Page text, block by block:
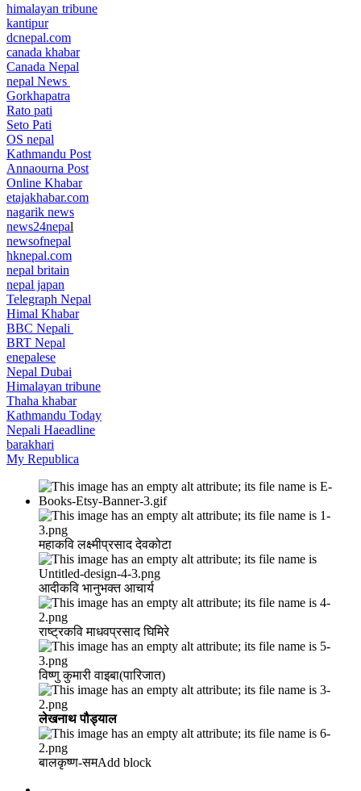
himalayan tribune
kantipur
dcnepal.com
canada khabar
Canada Nepal​
nepal News
Gorkhapatra
Rato pati
Seto Pati
OS nepal
Kathmandu Post
Annaourna Post
Online Khabar
etajakhabar.com
nagarik news
news24nepal
newsofnepal
hknepal.com
nepal britain
nepal japan
Telegraph Nepal
Himal Khabar
BBC Nepali
BRT Nepal
enepalese
Nepal Dubai
Himalayan tribune
Thaha khabar
Kathmandu Today
Nepali Haeadline
barakhari
My Republica
महाकवि लक्ष्मीप्रसाद देवकोटा
आदीकवि भानुभक्त आचार्य
राष्ट्रकवि माधवप्रसाद घिमिरे
विष्णु कुमारी वाइबा(पारिजात)
लेखनाथ पौड्याल
बालकृष्ण-सम Add block